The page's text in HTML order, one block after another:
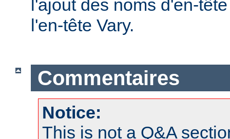
l'ajout des noms d'en-
l'en-tête Vary.
Commentaires
Notice:
This is not a Q&A